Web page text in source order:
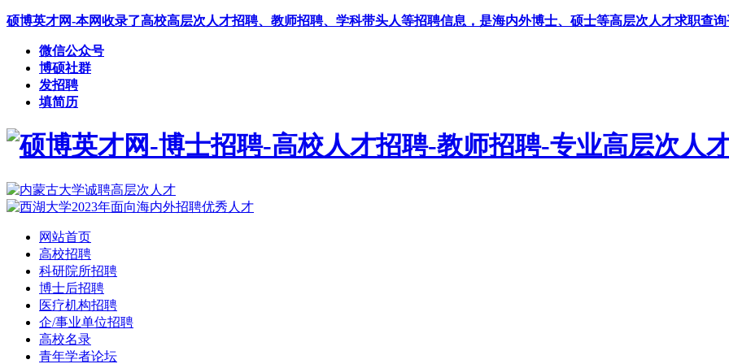
硕博英才网-本网收录了高校高层次人才招聘、教师招聘、学科带头人等招聘信息，是海内外博士、硕士等高层次人才求职查
微信公众号
博硕社群
发招聘
填简历
网站首页
高校招聘
科研院所招聘
博士后招聘
医疗机构招聘
企/事业单位招聘
高校名录
青年学者论坛